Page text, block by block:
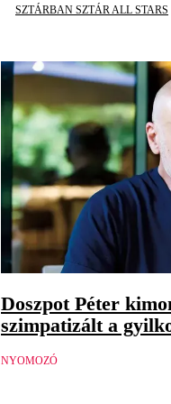
SZTÁRBAN SZTÁR ALL STARS
Doszpot Péter
szimpatizált a
NYOMOZÓ